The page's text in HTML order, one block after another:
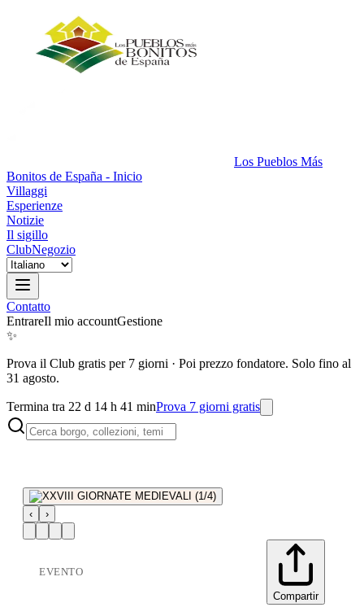
Los Pueblos Más
Bonitos de España - Inicio
Villaggi
Esperienze
Notizie
Il sigillo
ClubNegozio
Contatto
EntrareIl mio accountGestione
✨
Prova il Club gratis per 7 giorni · Poi prezzo fondatore. Solo fino al
31 agosto.
Termina tra 22 d 14 h 41 minProva 7 giorni gratis
‹ ›
EVENTO
Compartir